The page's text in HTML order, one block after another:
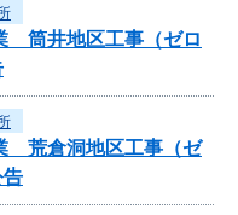
筒井地区工事（ゼロ
荒倉洞地区工事（ゼ
告